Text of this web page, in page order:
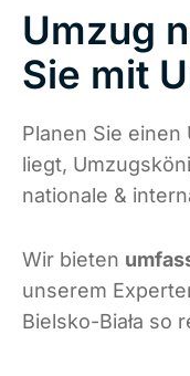
Umzug
Sie mit
Planen Sie einen
liegt,
nationale &
Wir bieten
unserem
Bielsko-Biała so